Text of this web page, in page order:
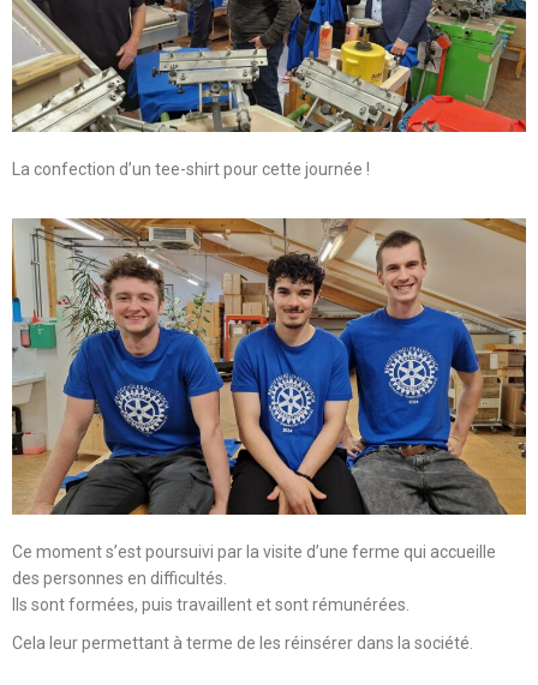
La confection d’un tee-shirt pour cette journée !
Ce moment s’est poursuivi par la visite d’une ferme qui accueille
des personnes en difficultés.
Ils sont formées, puis travaillent et sont rémunérées.
Cela leur permettant à terme de les réinsérer dans la société.